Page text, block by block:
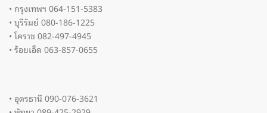
• กรุงเทพฯ 064-151-5383
• บุรีรัมย์ 080-186-1225
• โคราช 082-497-4945
• ร้อยเอ็ด 063-857-0655
• อุดรธานี 090-076-3621